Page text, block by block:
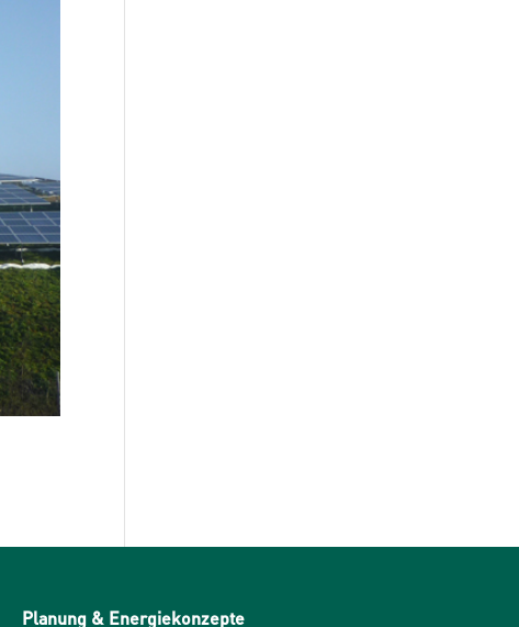
Planung & Energiekonzepte